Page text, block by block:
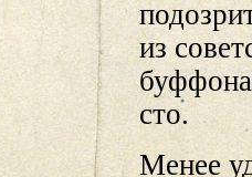
из
сто.
Менее